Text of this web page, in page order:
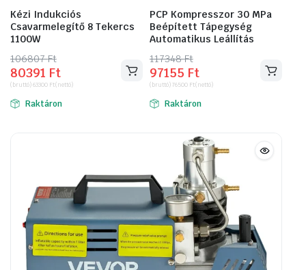
Kézi Indukciós
Csavarmelegítő 8 Tekercs
1100W
106807Ft
Original
price
was:
106807 Ft.
80391 Ft
Current
price
is:
80391 Ft.
(bruttó)63300 Ft(nettó)
Raktáron
PCP Kompresszor 30 MPa
Beépített Tápegység
Automatikus Leállítás
117348Ft
Original
price
was:
117348 Ft.
97155 Ft
Current
price
is:
97155 Ft.
(bruttó)76500 Ft(nettó)
Raktáron